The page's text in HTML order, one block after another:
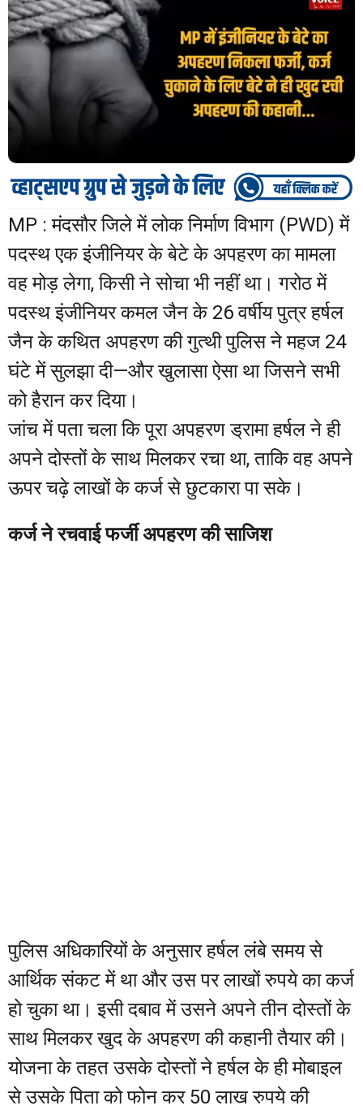
MP : मंदसौर जिले में लोक निर्माण विभाग (PWD) में
पदस्थ एक इंजीनियर के बेटे के अपहरण का मामला
वह मोड़ लेगा, किसी ने सोचा भी नहीं था। गरोठ में
पदस्थ इंजीनियर कमल जैन के 26 वर्षीय पुत्र हर्षल
जैन के कथित अपहरण की गुत्थी पुलिस ने महज 24
घंटे में सुलझा दी—और खुलासा ऐसा था जिसने सभी
को हैरान कर दिया।
जांच में पता चला कि पूरा अपहरण ड्रामा हर्षल ने ही
अपने दोस्तों के साथ मिलकर रचा था, ताकि वह अपने
ऊपर चढ़े लाखों के कर्ज से छुटकारा पा सके।
कर्ज ने रचवाई फर्जी अपहरण की साजिश
पुलिस अधिकारियों के अनुसार हर्षल लंबे समय से
आर्थिक संकट में था और उस पर लाखों रुपये का कर्ज
हो चुका था। इसी दबाव में उसने अपने तीन दोस्तों के
साथ मिलकर खुद के अपहरण की कहानी तैयार की।
योजना के तहत उसके दोस्तों ने हर्षल के ही मोबाइल
से उसके पिता को फोन कर 50 लाख रुपये की